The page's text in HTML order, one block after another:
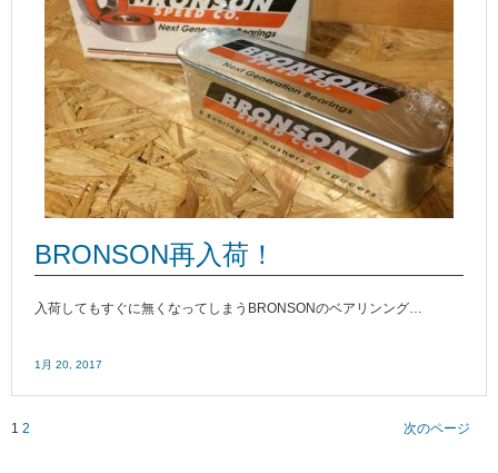
BRONSON再入荷！
入荷してもすぐに無くなってしまうBRONSONのベアリンング…
1月 20, 2017
1 2 次のページ